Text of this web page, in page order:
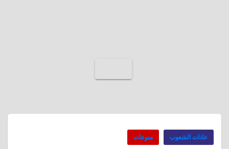
عادات الشعوب منوعات